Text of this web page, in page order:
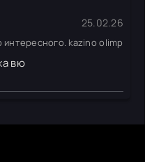
25.02.26
kazino olimp
вю